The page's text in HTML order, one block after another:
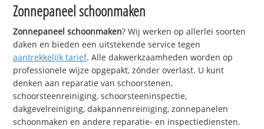
Zonnepaneel schoonmaken
Zonnepaneel schoonmaken? Wij werken op allerlei soorten
daken en bieden een uitstekende service tegen
aantrekkelijk tarief. Alle dakwerkzaamheden worden op
professionele wijze opgepakt, zónder overlast. U kunt
denken aan reparatie van schoorstenen,
schoorsteenreiniging, schoorsteeninspectie,
dakgevelreiniging, dakpannenreiniging, zonnepanelen
schoonmaken en andere reparatie- en inspectiediensten.